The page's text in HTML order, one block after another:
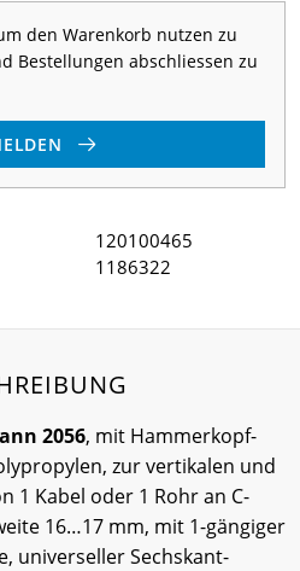
den Warenkorb nutzen zu
Bestellungen abschliessen zu
120100465
1186322
2056, mit Hammerkopf-
zur vertikalen und
1 Kabel oder 1 Rohr an C-
16…17 mm, mit 1-gängiger
universeller Sechskant-